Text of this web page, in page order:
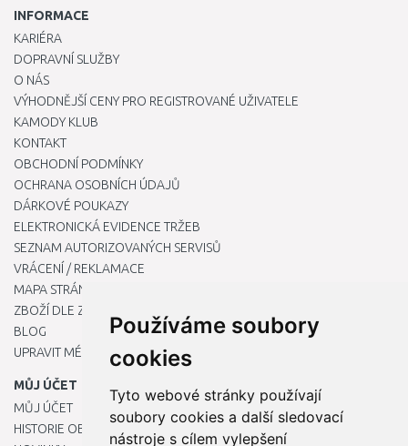
Používáme soubory
cookies
Tyto webové stránky používají
soubory cookies a další sledovací
nástroje s cílem vylepšení
INFORMACE
KARIÉRA
DOPRAVNÍ SLUŽBY
O NÁS
VÝHODNĚJŠÍ CENY PRO REGISTROVANÉ UŽIVATELE
KAMODY KLUB
KONTAKT
OBCHODNÍ PODMÍNKY
OCHRANA OSOBNÍCH ÚDAJŮ
DÁRKOVÉ POUKAZY
ELEKTRONICKÁ EVIDENCE TRŽEB
SEZNAM AUTORIZOVANÝCH SERVISŮ
VRÁCENÍ / REKLAMACE
MAPA STRÁNKY
ZBOŽÍ DLE ZNAČEK
BLOG
UPRAVIT MÉ PŘEDVOLBY COOKIES
MŮJ ÚČET
MŮJ ÚČET
HISTORIE OBJEDNÁVEK